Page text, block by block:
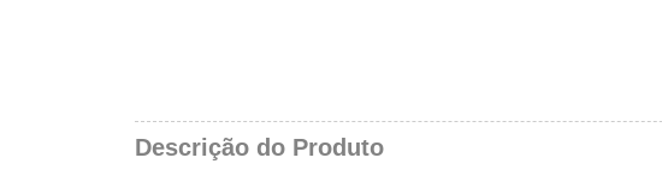
Descrição do Produto